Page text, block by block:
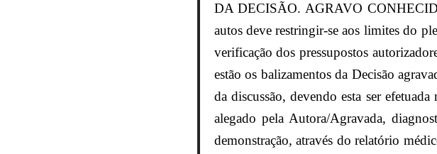
DA DECISÃO. AGRAVO
autos deve restringir-se aos limites do
verificação dos pressupostos
estão os balizamentos da Decisão
da discussão, devendo esta ser
alegado pela Autora/Agravada,
demonstração, através do relatório